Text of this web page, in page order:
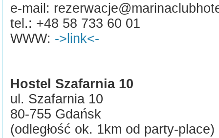
e-mail:
tel.: +48 58 733 60 01
WWW: ->link<-
Hostel Szafarnia 10
ul. Szafarnia 10
80-755 Gdańsk
(odległość ok. 1km od party-place)